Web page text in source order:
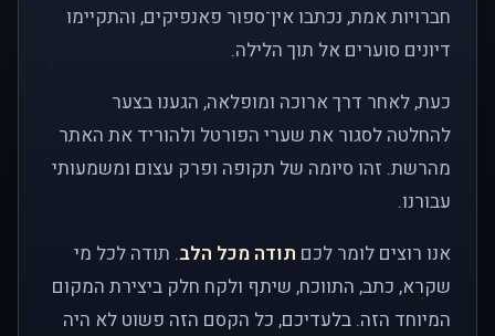
חברויות אמת, נכתבו אין־ספור פאנפיקים, והתקיימו
דיונים סוערים אל תוך הלילה.
כעת, לאחר דרך ארוכה ומופלאה, הגענו בצער
להחלטה לסגור את שערי הפורטל ולהוריד את האתר
מהרשת. זהו סיומה של תקופה ופרק עצום ומשמעותי
עבורנו.
אנו רוצים לומר לכם תודה מכל הלב. תודה לכל מי
שקרא, כתב, התווכח, שיתף ולקח חלק ביצירת המקום
המיוחד הזה. בלעדיכם, כל הקסם הזה פשוט לא היה